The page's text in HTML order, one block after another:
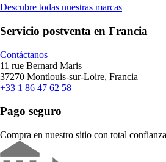
Descubre todas nuestras marcas
Servicio postventa en Francia
Contáctanos
11 rue Bernard Maris
37270 Montlouis-sur-Loire, Francia
+33 1 86 47 62 58
Pago seguro
Compra en nuestro sitio con total confianza